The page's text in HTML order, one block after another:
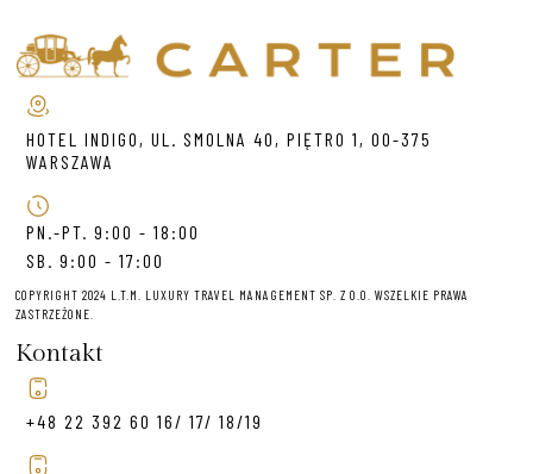
HOTEL INDIGO, UL. SMOLNA 40, PIĘTRO 1, 00-375
WARSZAWA
PN.-PT. 9:00 - 18:00
SB. 9:00 - 17:00
COPYRIGHT 2024 L.T.M. LUXURY TRAVEL MANAGEMENT SP. Z O.O. WSZELKIE PRAWA
ZASTRZEŻONE.
Kontakt
+48 22 392 60 16/ 17/ 18/19